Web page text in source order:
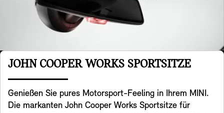
JOHN COOPER WORKS SPORTSITZE
Genießen Sie pures Motorsport-Feeling in Ihrem MINI.
Die markanten John Cooper Works Sportsitze für